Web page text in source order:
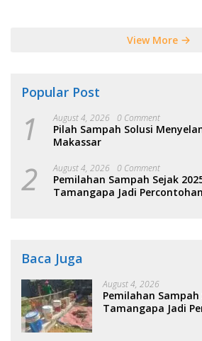
View More
Popular Post
1 August 4, 2026 0 Comment
Pilah Sampah Solusi
Makassar
2 August 4, 2026 0 Comment
Pemilahan Sampah Sejak
Tamangapa Jadi
Baca Juga
August 4, 2026
Pemilahan Sampah
Tamangapa Jadi